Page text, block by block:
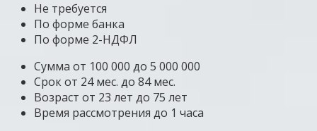
Не требуется
По форме банка
По форме 2-НДФЛ
Сумма от 100 000 до 5 000 000
Срок от 24 мес. до 84 мес.
Возраст от 23 лет до 75 лет
Время рассмотрения до 1 часа